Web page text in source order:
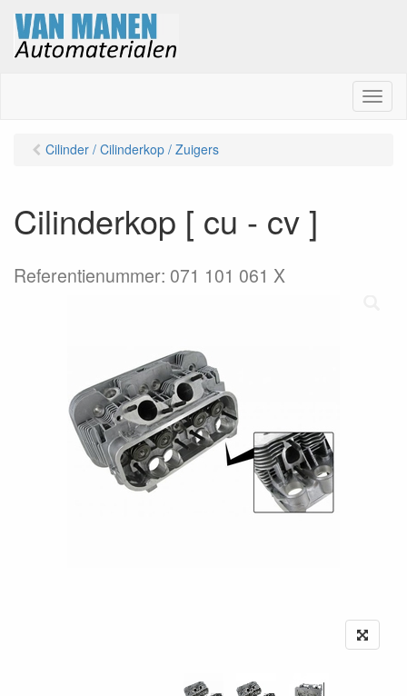
M
e
Cilinder / Cilinderkop / Zuigers
Cilinderkop [ cu - cv ]
Referentienummer: 071 101 061 X